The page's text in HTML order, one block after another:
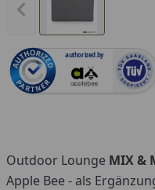
Vorheriges Bild
authorized.by
Outdoor Lounge MIX &
Apple Bee - als